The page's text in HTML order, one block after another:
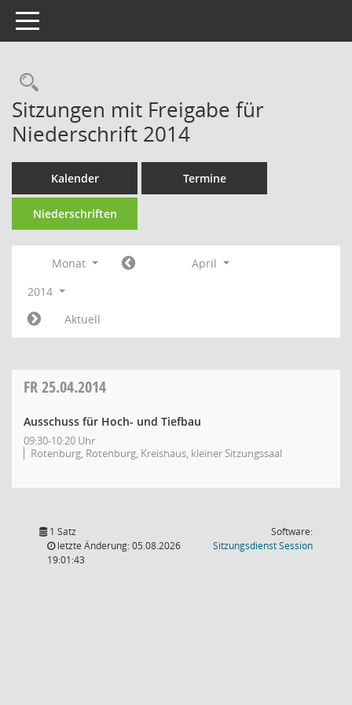
Toggle navigation
Rechercheauswahl
Sitzungen mit Freigabe für
Niederschrift 2014
Kalender Termine
Niederschriften
Monat
April
2014
Aktuell
FR25.04.2014
Ausschuss für Hoch- und Tiefbau
09:30-10:20 Uhr
Rotenburg, Rotenburg, Kreishaus, kleiner Sitzungssaal
1 Satz
letzte Änderung: 05.08.2026
19:01:43
Software:
SitzungsdienstSession(Wird in